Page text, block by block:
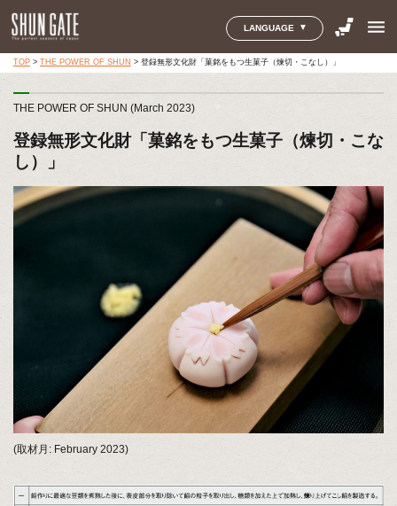
LANGUAGE menu
TOP> THE POWER OF SHUN > 登録無形文化財「菓銘をもつ生菓子（煉切・こなし）」
THE POWER OF SHUN (March 2023)
登録無形文化財「菓銘をもつ生菓子（煉切・こな
し）」
(取材月: February 2023)